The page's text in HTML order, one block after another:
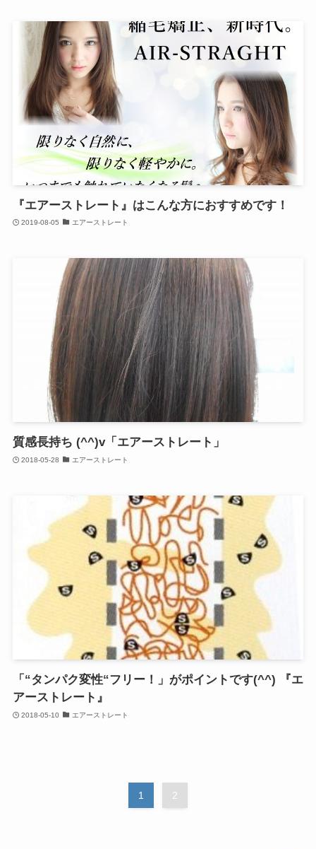
『エアーストレート』はこんな方におすすめです！
2019-08-05 エアーストレート
質感長持ち (^^)v「エアーストレート」
2018-05-28 エアーストレート
「“タンパク変性“フリー！」がポイントです(^^) 『エ
アーストレート』
2018-05-10 エアーストレート
1 2